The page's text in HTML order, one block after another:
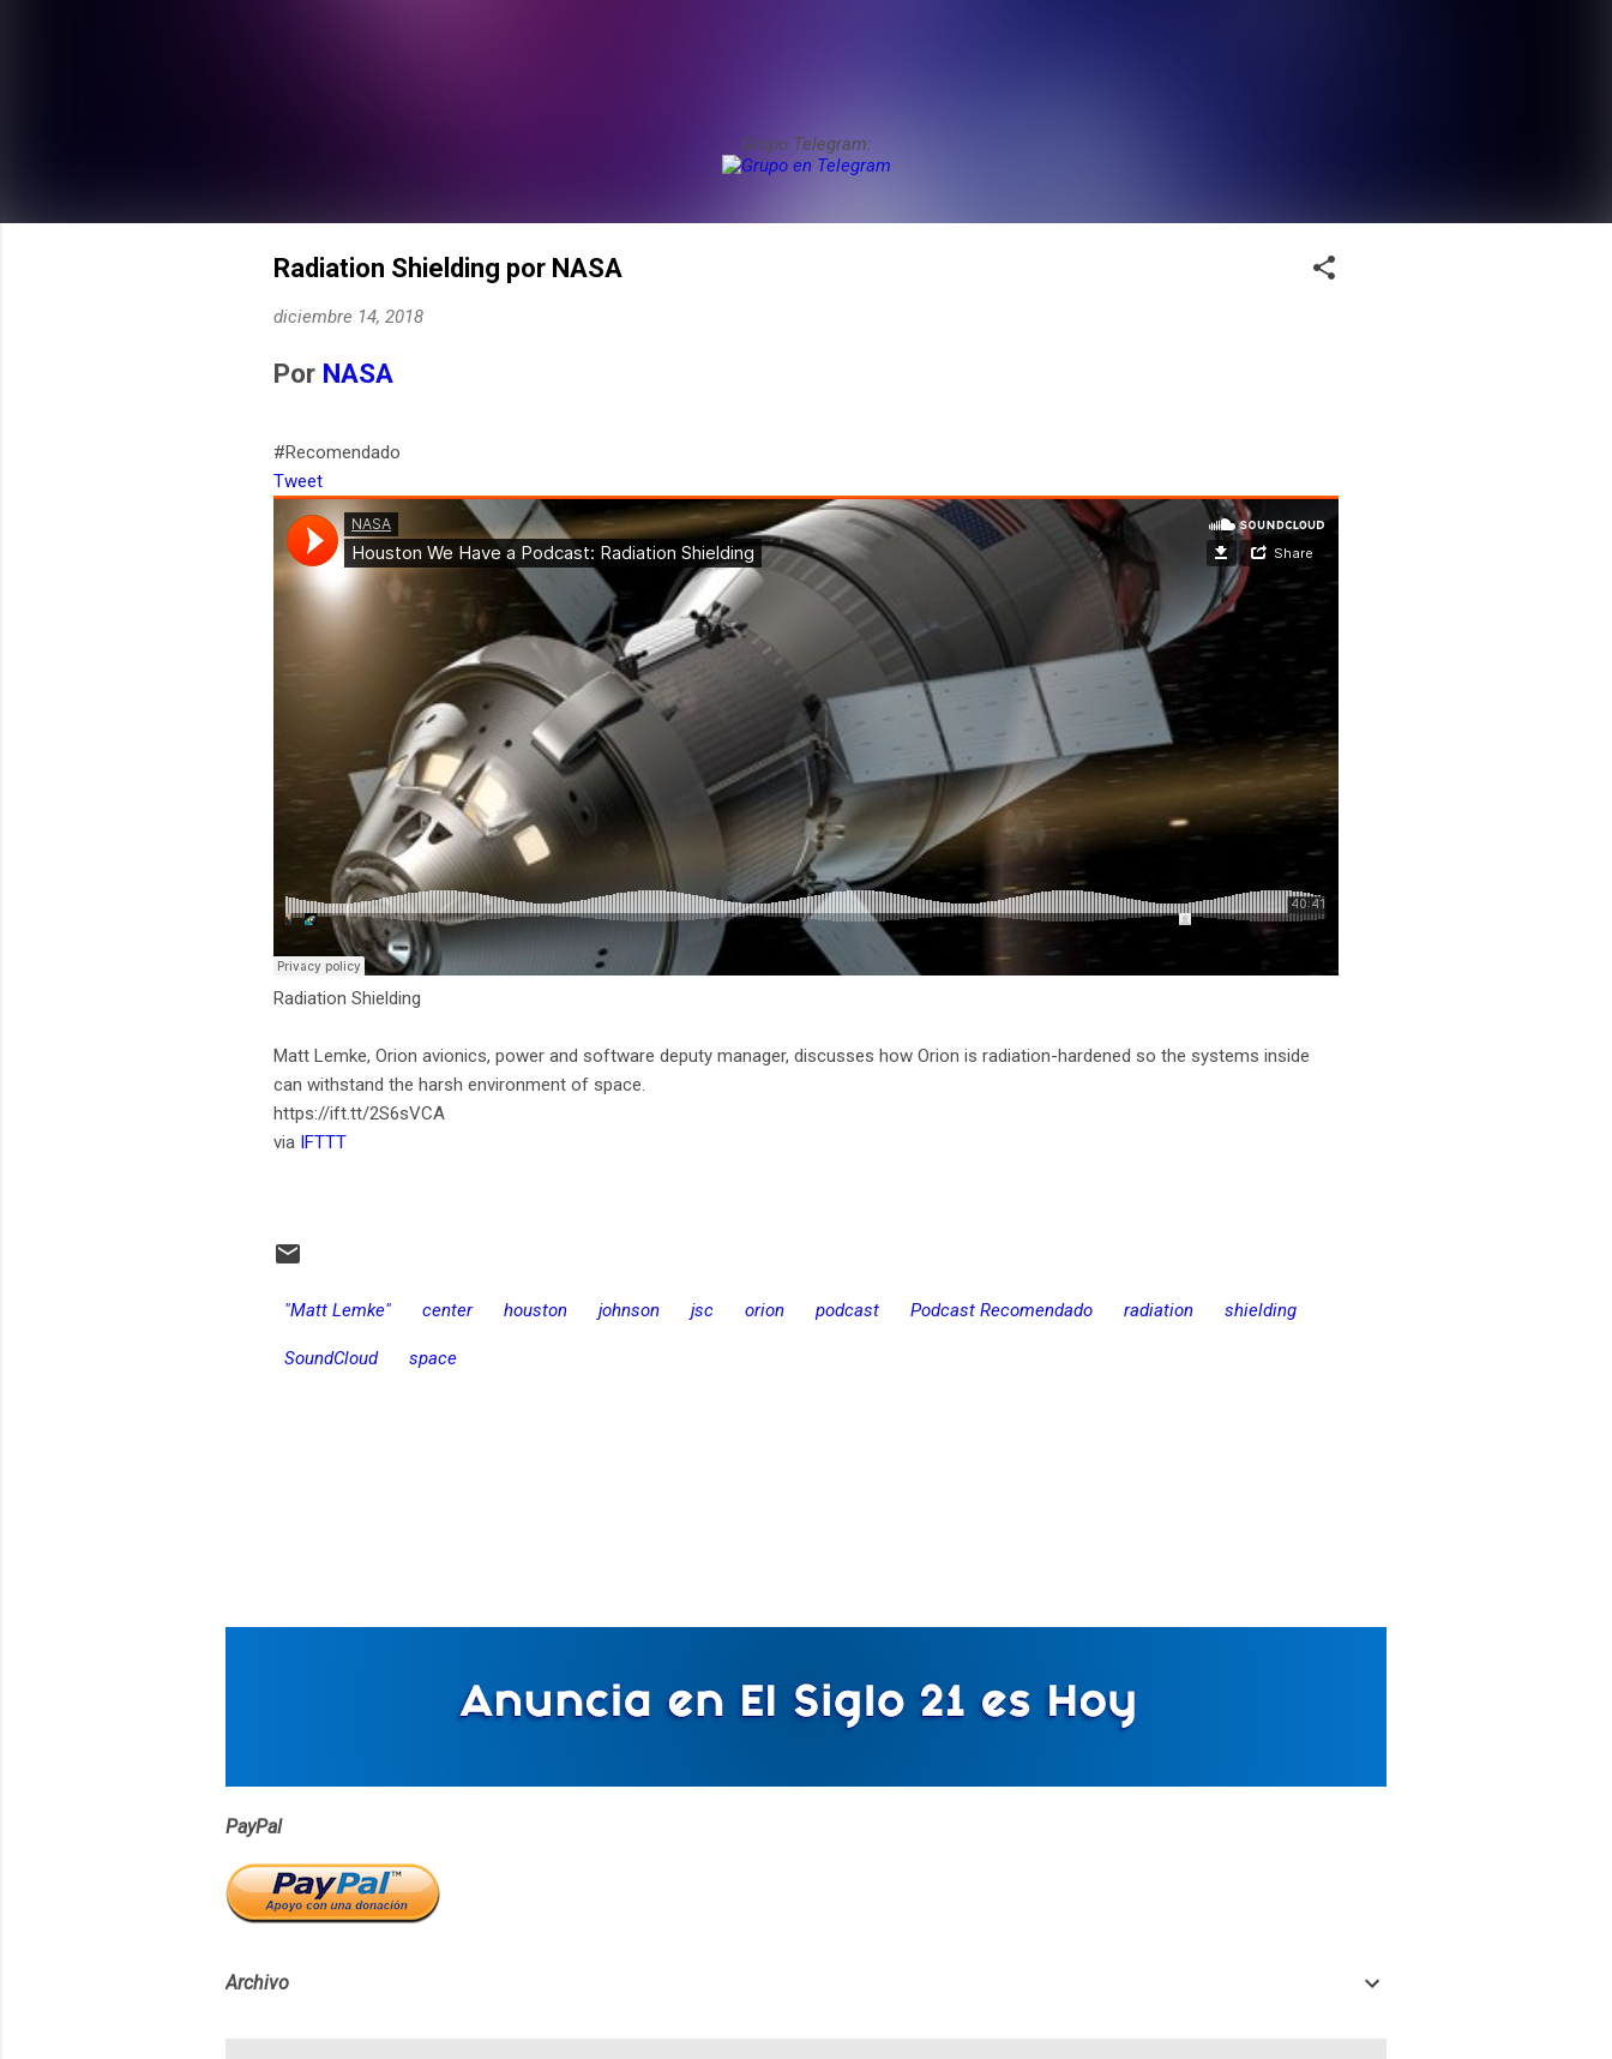
Grupo Telegram:
Radiation Shielding por NASA
diciembre 14, 2018
Por NASA
#Recomendado
Tweet
Radiation Shielding
Matt Lemke, Orion avionics, power and software deputy manager, discusses how Orion is radiation-hardened so the systems inside
can withstand the harsh environment of space.
https://ift.tt/2S6sVCA
via IFTTT
"Matt Lemke" center houston johnson jsc orion podcast Podcast Recomendado radiation shielding
SoundCloud space
a
PayPal
Archivo